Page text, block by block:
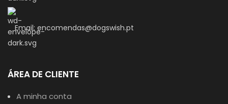
Email: encomendas@dogswish.pt
ÁREA DE CLIENTE
A minha conta